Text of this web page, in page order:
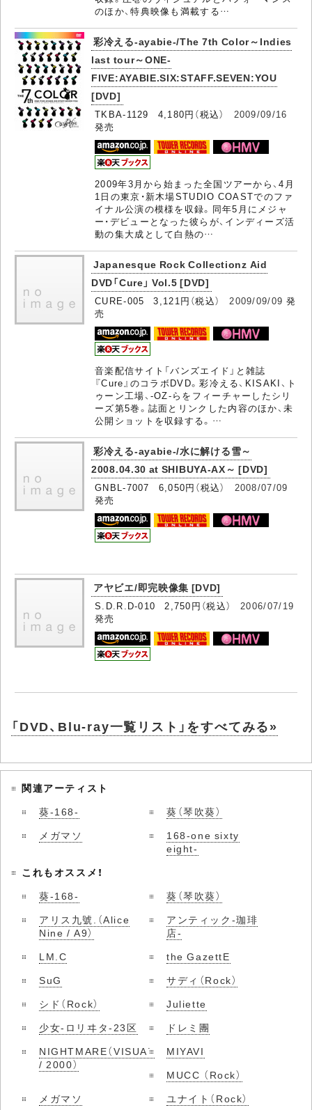
のほか、特典映像も満載する…
彩冷える-ayabie-/The 7th Color～Indies
last tour～ONE-
FIVE:AYABIE.SIX:STAFF.SEVEN:YOU
[DVD]
TKBA-1129 4,180円（税込） 2009/09/16
発売
2009年3月から始まった全国ツアーから、4月
1日の東京・新木場STUDIO COASTでのファ
イナル公演の模様を収録。同年5月にメジャ
ー・デビューとなった彼らが、インディーズ活
動の集大成として白熱の…
Japanesque Rock Collectionz Aid
DVD「Cure」 Vol.5 [DVD]
CURE-005 3,121円（税込）2009/09/09 発
売
音楽配信サイト「バンズエイド」と雑誌
『Cure』のコラボDVD。彩冷える、KISAKI、ト
ゥーン工場、-OZ-らをフィーチャーしたシリ
ーズ第5巻。誌面とリンクした内容のほか、未
公開ショットを収録する。…
彩冷える-ayabie-/水に解ける雪～
2008.04.30 at SHIBUYA-AX～ [DVD]
GNBL-7007 6,050円（税込） 2008/07/09
発売
アヤビエ/即完映像集 [DVD]
S.D.R.D-010 2,750円（税込）2006/07/19
発売
「DVD、Blu-ray一覧リスト」をすべてみる»
関連アーティスト
葵-168-
葵（琴吹葵）
メガマソ
168-one sixty
eight-
これもオススメ！
葵-168-
葵（琴吹葵）
アリス九號.（Alice
Nine / A9）
アンティック-珈琲
店-
LM.C
the GazettE
SuG
サディ（Rock）
シド（Rock）
Juliette
少女-ロリヰタ-23区
ドレミ團
NIGHTMARE（VISUAL
/ 2000）
MIYAVI
MUCC （Rock）
メガマソ
ユナイト（Rock）